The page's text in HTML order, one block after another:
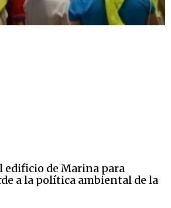
edificio de Marina para
a la política ambiental de la